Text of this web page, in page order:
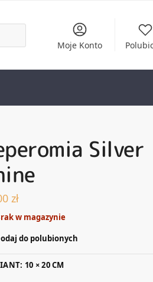
Moje Konto
Silver
zł
w magazynie
do polubionych
10 × 20 CM